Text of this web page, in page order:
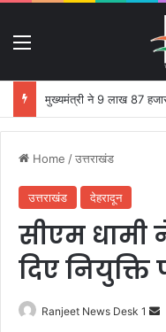
Home /उत्तराखंड
उत्तराखंड देहरादून
सीएम धामी
दिए नियुक्ति
Ranjeet News Desk 1